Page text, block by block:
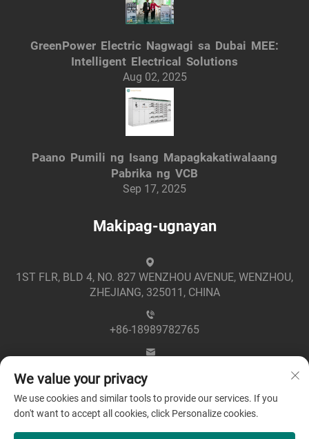
GreenPower Electric Nagwagi sa Dubai MEE:
Intelligent Electrical Solutions
Aug 02, 2025
Paano Pumili ng Isang Mapagkakatiwalaang
Pabrika ng VCB
Sep 17, 2025
Makipag-ugnayan
1ST FLR, BLD 4, NO. 827 WENZHOU AVENUE, WENZHOU,
ZHEJIANG, 325011, CHINA
+86-18989782765
We value your privacy
We use cookies and similar tools to provide our services. If you
don't want to accept all cookies, click Personalize cookies.